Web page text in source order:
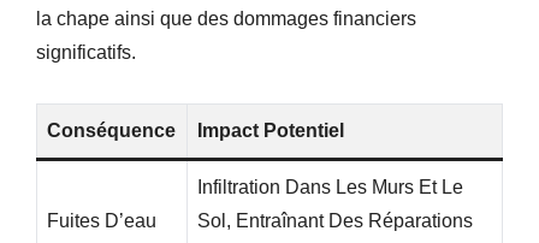
la chape ainsi que des dommages financiers
significatifs.
Conséquence Impact Potentiel
Fuites D’eau
Infiltration Dans Les Murs Et Le
Sol, Entraînant Des Réparations